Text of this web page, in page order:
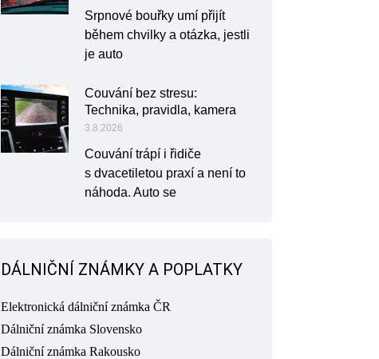
Srpnové bouřky umí přijít
během chvilky a otázka, jestli
je auto
Couvání bez stresu:
Technika, pravidla, kamera
3.8.2026
Couvání trápí i řidiče
s dvacetiletou praxí a není to
náhoda. Auto se
DÁLNIČNÍ ZNÁMKY A POPLATKY
Elektronická dálniční známka ČR
Dálniční známka Slovensko
Dálniční známka Rakousko